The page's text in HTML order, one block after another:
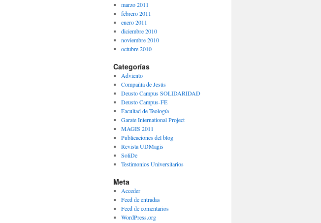
marzo 2011
febrero 2011
enero 2011
diciembre 2010
noviembre 2010
octubre 2010
Categorías
Adviento
Compañía de Jesús
Deusto Campus SOLIDARIDAD
Deusto Campus-FE
Facultad de Teología
Garate International Project
MAGIS 2011
Publicaciones del blog
Revista UDMagis
SoliDe
Testimonios Universitarios
Meta
Acceder
Feed de entradas
Feed de comentarios
WordPress.org